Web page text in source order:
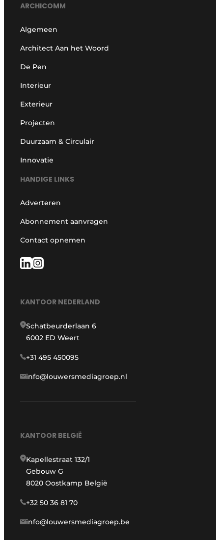
ARCHICOMM
Algemeen
Architect Aan het Woord
De Pen
Interieur
Exterieur
Projecten
Duurzaam & Circulair
Innovatie
HANDIGE LINKS
Adverteren
Abonnement aanvragen
Contact opnemen
KANTOOR NEDERLAND
Schatbeurderlaan 6
6002 ED Weert
+31 495 450095
info@louwersmediagroep.nl
KANTOOR BELGIË
Kapellestraat 132/1
Gebouw G
8020 Oostkamp België
+32 50 36 81 70
info@louwersmediagroep.be